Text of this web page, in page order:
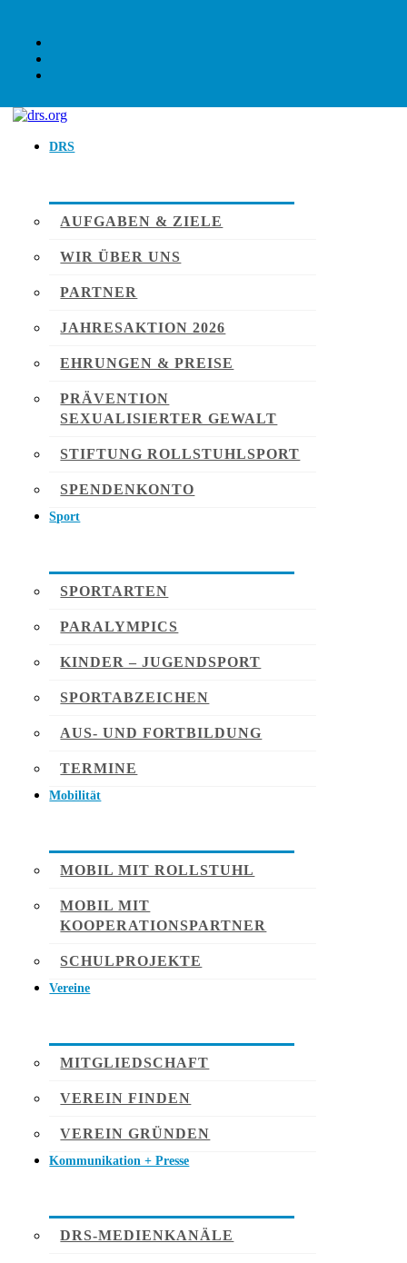
DRS
AUFGABEN & ZIELE
WIR ÜBER UNS
PARTNER
JAHRESAKTION 2026
EHRUNGEN & PREISE
PRÄVENTION
SEXUALISIERTER GEWALT
STIFTUNG ROLLSTUHLSPORT
SPENDENKONTO
Sport
SPORTARTEN
PARALYMPICS
KINDER – JUGENDSPORT
SPORTABZEICHEN
AUS- UND FORTBILDUNG
TERMINE
Mobilität
MOBIL MIT ROLLSTUHL
MOBIL MIT
KOOPERATIONSPARTNER
SCHULPROJEKTE
Vereine
MITGLIEDSCHAFT
VEREIN FINDEN
VEREIN GRÜNDEN
Kommunikation + Presse
DRS-MEDIENKANÄLE